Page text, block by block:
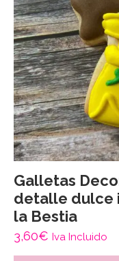
Galletas
detalle dulce
la Bestia
3,60€ Iva Incluido